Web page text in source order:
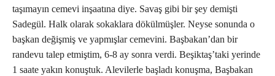
taşımayın cemevi inşaatına diye. Savaş gibi bir şey demişti
Sadegül. Halk olarak sokaklara dökülmüşler. Neyse sonunda o
başkan değişmiş ve yapmışlar cemevini. Başbakan’dan bir
randevu talep etmiştim, 6-8 ay sonra verdi. Beşiktaş’taki yerinde
1 saate yakın konuştuk. Alevilerle başladı konuşma, Başbakan